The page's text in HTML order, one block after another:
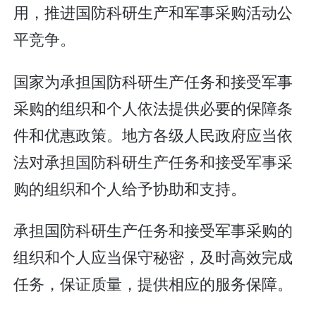
用，推进国防科研生产和军事采购活动公
平竞争。
国家为承担国防科研生产任务和接受军事
采购的组织和个人依法提供必要的保障条
件和优惠政策。地方各级人民政府应当依
法对承担国防科研生产任务和接受军事采
购的组织和个人给予协助和支持。
承担国防科研生产任务和接受军事采购的
组织和个人应当保守秘密，及时高效完成
任务，保证质量，提供相应的服务保障。